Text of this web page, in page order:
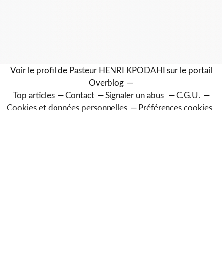
Voir le profil de Pasteur HENRI KPODAHI
sur le portail
Overblog
Top articles
Contact Signaler un abus
C.G.U.
Cookies et données personnelles
Préférences cookies